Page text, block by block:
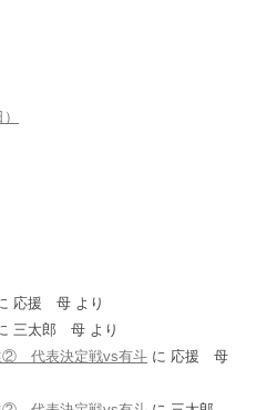
応援 母 より
三太郎 母 より
② 代表決定戦vs有斗 に 応援 母